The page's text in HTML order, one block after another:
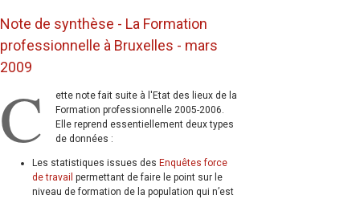
Note de synthèse - La Formation
professionnelle à Bruxelles - mars
2009
C
ette note fait suite à l'Etat des lieux de la
Formation professionnelle 2005-2006.
Elle reprend essentiellement deux types
de données :
Les statistiques issues des Enquêtes force
de travail permettant de faire le point sur le
niveau de formation de la population qui n’est